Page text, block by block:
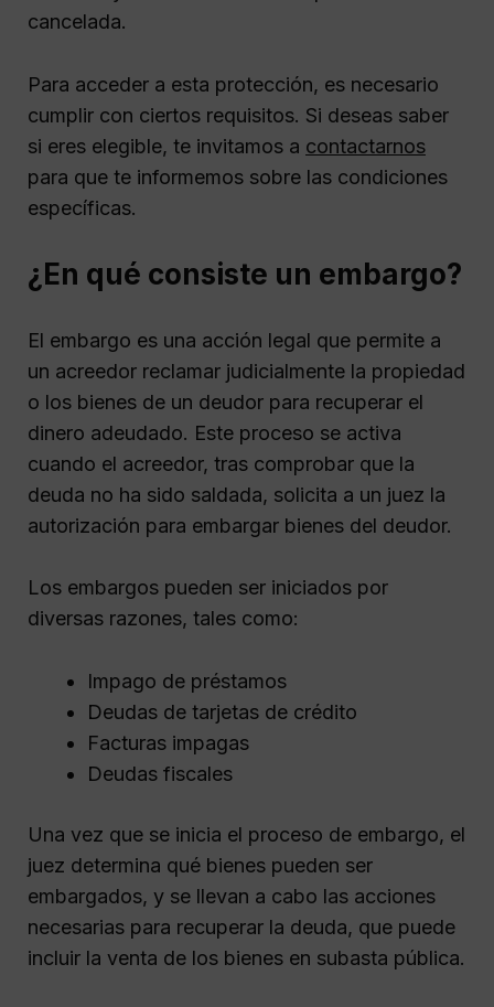
cancelada.
Para acceder a esta protección, es necesario
cumplir con ciertos requisitos. Si deseas saber
si eres elegible, te invitamos a contactarnos
para que te informemos sobre las condiciones
específicas.
¿En qué consiste un embargo?
El embargo es una acción legal que permite a
un acreedor reclamar judicialmente la propiedad
o los bienes de un deudor para recuperar el
dinero adeudado. Este proceso se activa
cuando el acreedor, tras comprobar que la
deuda no ha sido saldada, solicita a un juez la
autorización para embargar bienes del deudor.
Los embargos pueden ser iniciados por
diversas razones, tales como:
Impago de préstamos
Deudas de tarjetas de crédito
Facturas impagas
Deudas fiscales
Una vez que se inicia el proceso de embargo, el
juez determina qué bienes pueden ser
embargados, y se llevan a cabo las acciones
necesarias para recuperar la deuda, que puede
incluir la venta de los bienes en subasta pública.